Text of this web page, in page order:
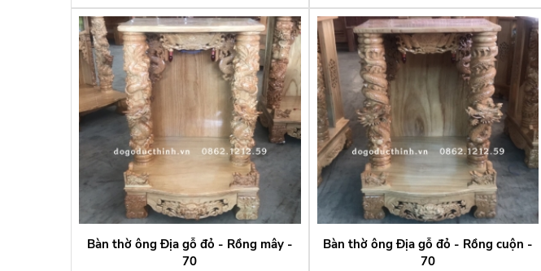
Bàn thờ ông Địa gỗ đỏ - Rồng mây -
70
Bàn thờ ông Địa gỗ đỏ - Rồng cuộn -
70